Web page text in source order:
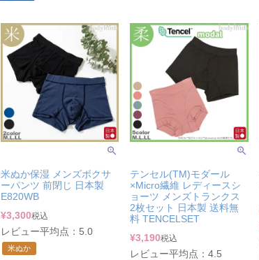
米ぬか保湿 メンズボクサ
ーパンツ 前閉じ 日本製
E820WB
¥3,300税込
レビュー平均点：5.0
米ぬか
テンセル(TM)モダール
×Micro繊維 レディースシ
ョーツ メンズトランクス
2枚セット 日本製 送料無
料 TENCELSET
¥3,190税込
レビュー平均点：4.5